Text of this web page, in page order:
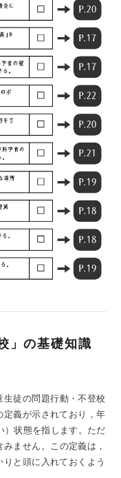
」の基礎知識
徒の問題行動・不登校
義が示されており，年
）状態を指します。ただ
ません。この定義は，
と頭に入れておくよう